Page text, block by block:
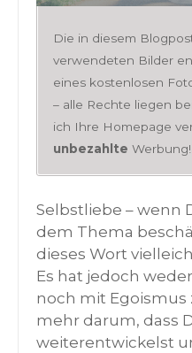
Die in diesem
verwendeten Bilder
eines kostenlosen
– alle Rechte liegen
ich Ihre Homepage
unbezahlte Werbung!
Selbstliebe – wenn
dem Thema
dieses Wort
Es hat jedoch
noch mit Egoismus
mehr darum, dass
weiterentwickelst